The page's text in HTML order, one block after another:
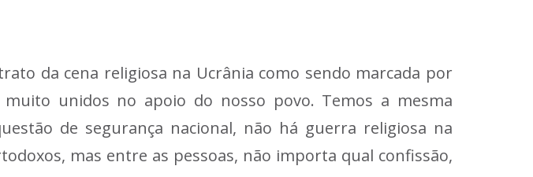
da cena religiosa na Ucrânia como sendo marcada por
unidos no apoio do nosso povo. Temos a mesma
de segurança nacional, não há guerra religiosa na
mas entre as pessoas, não importa qual confissão,